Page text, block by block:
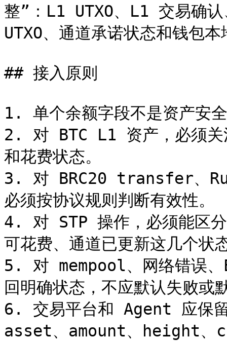
整”：L1 UTXO、L1 交易
UTXO、通道承诺状态和钱包
## 接入原则
1. 单个余额字段不是资产安
2. 对 BTC L1 资产，必须
和花费状态。
3. 对 BRC20 transfer、
必须按协议规则判断有效性。
4. 对 STP 操作，必须能区
可花费、通道已更新这几个状
5. 对 mempool、网络错误
回明确状态，不应默认失败或
6. 交易平台和 Agent 应保
asset、amount、height